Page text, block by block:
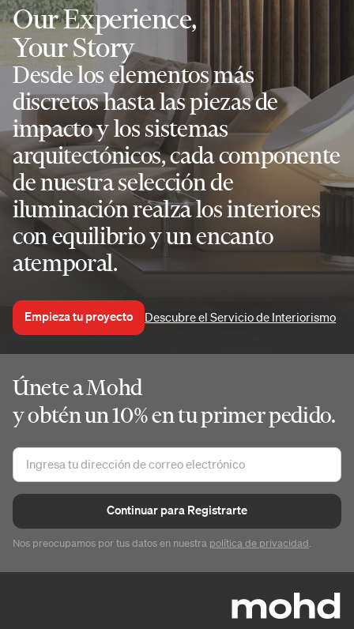
Our Experience,
Your Story
Desde los elementos más
discretos hasta las piezas de
impacto y los sistemas
arquitectónicos, cada componente
de nuestra selección de
iluminación realza los interiores
con equilibrio y un encanto
atemporal.
Empieza tu proyecto Descubre el Servicio de Interiorismo
Únete a Mohd
y obtén un 10% en tu primer pedido.
Continuar para Registrarte
Nos preocupamos por tus datos en nuestra política de privacidad.